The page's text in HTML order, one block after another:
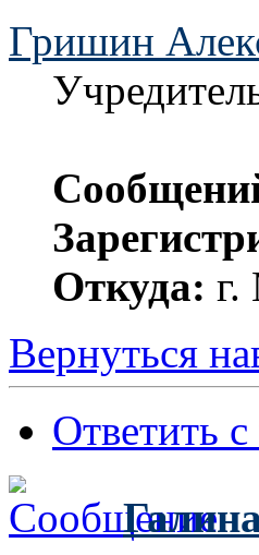
Гришин
Откуда: г.
Вернуться
Ответить